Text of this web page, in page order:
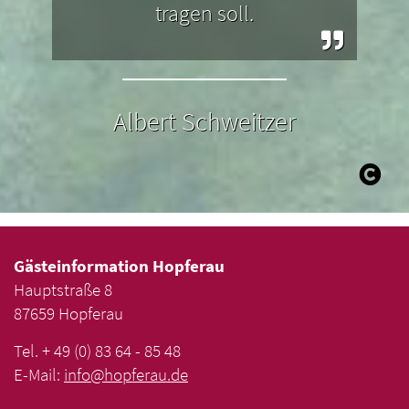
tragen soll.
Albert Schweitzer
Gästeinformation Hopferau
Hauptstraße 8
87659 Hopferau
Tel. + 49 (0) 83 64 - 85 48
E-Mail: info@hopferau.de